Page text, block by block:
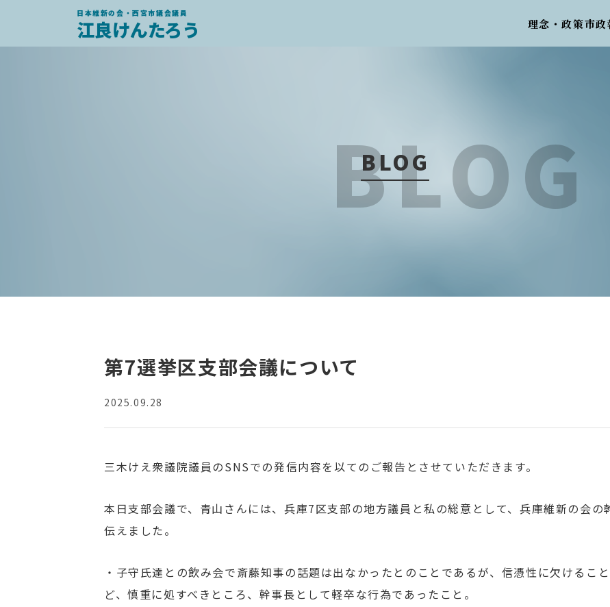
日本維新の会・西宮市議会議員
江良けんたろう 理念・政策市政
BLOG
第7選挙区支部会議について
2025.09.28
三木けえ衆議院議員のSNSでの発信内容を以てのご報告とさせていただきます。
本日支部会議で、青山さんには、兵庫7区支部の地方議員と私の総意として、兵庫維新の会
伝えました。
・子守氏達との飲み会で斎藤知事の話題は出なかったとのことであるが、信憑性に欠けるこ
ど、慎重に処すべきところ、幹事長として軽卒な行為であったこと。